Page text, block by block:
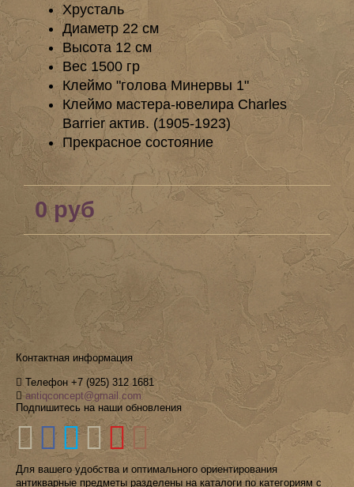
Хрусталь
Диаметр 22 см
Высота 12 см
Вес 1500 гр
Клеймо "голова Минервы 1"
Клеймо мастера-ювелира Charles
Barrier актив. (1905-1923)
Прекрасное состояние
0 руб
Контактная информация
Телефон +7 (925) 312 1681
antiqconcept@gmail.com
Подпишитесь на наши обновления
Для вашего удобства и оптимального ориентирования
антикварные предметы разделены на каталоги по категориям с